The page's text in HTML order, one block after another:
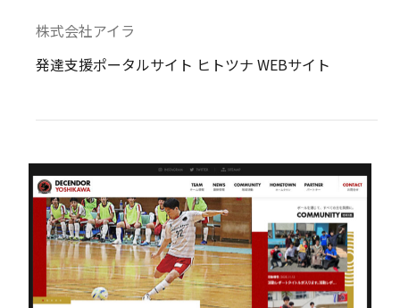
株式会社アイラ
発達支援ポータルサイト ヒトツナ WEBサイト